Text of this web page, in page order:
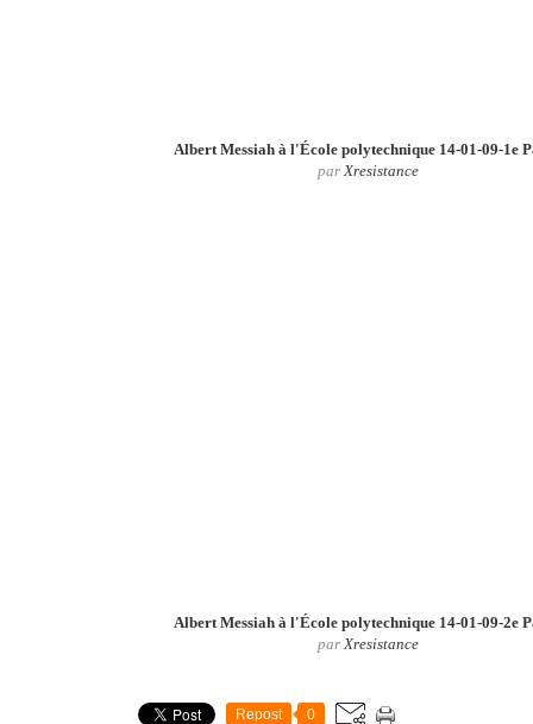
Albert Messiah à l'École polytechnique 14-01-09-1e
parXresistance
Albert Messiah à l'École polytechnique 14-01-09-2e
parXresistance
Repost 0